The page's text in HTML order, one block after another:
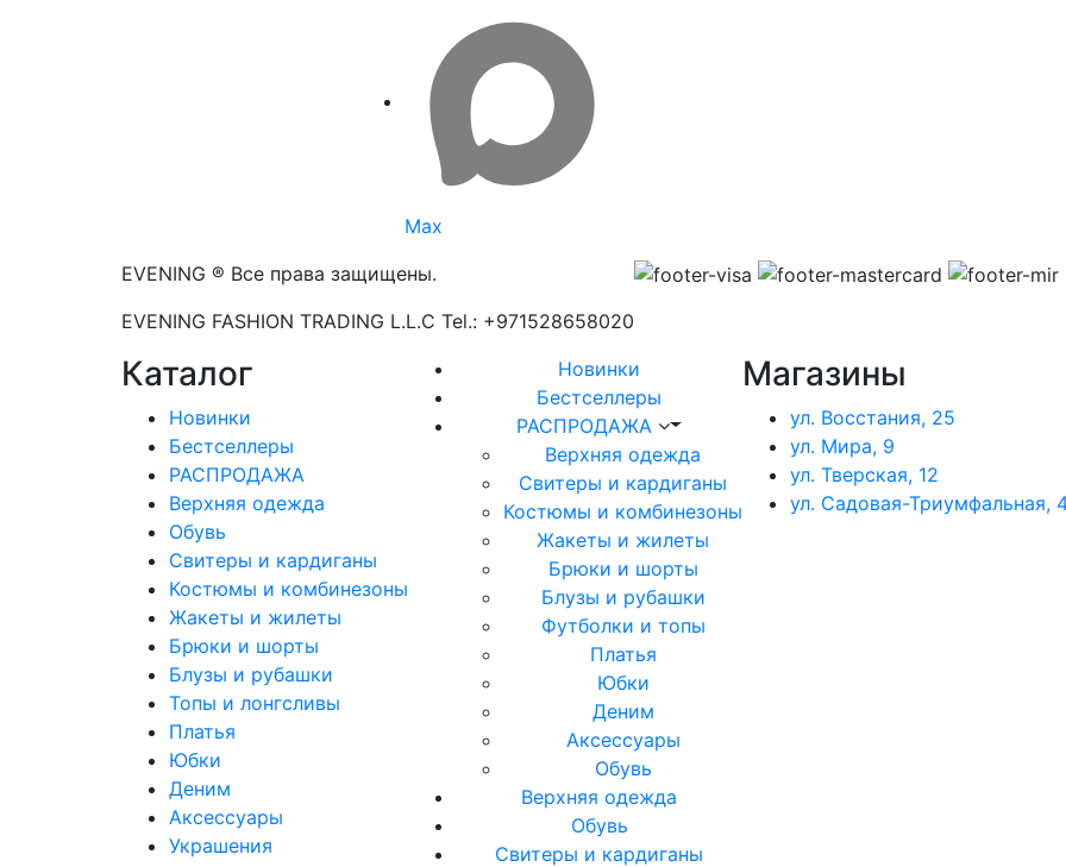
Max
EVENING ® Все права защищены.
EVENING FASHION TRADING L.L.C Tel.: +971528658020
Каталог
Новинки
Бестселлеры
РАСПРОДАЖА
Верхняя одежда
Обувь
Свитеры и кардиганы
Костюмы и комбинезоны
Жакеты и жилеты
Брюки и шорты
Блузы и рубашки
Топы и лонгсливы
Платья
Юбки
Деним
Аксессуары
Украшения
Новинки
Бестселлеры
РАСПРОДАЖА
Верхняя одежда
Свитеры и кардиганы
Костюмы и комбинезоны
Жакеты и жилеты
Брюки и шорты
Блузы и рубашки
Футболки и топы
Платья
Юбки
Деним
Аксессуары
Обувь
Верхняя одежда
Обувь
Свитеры и кардиганы
Магазины
ул. Восстания, 25
ул. Мира, 9
ул. Тверская, 12
ул. Садовая-Триумфальная,